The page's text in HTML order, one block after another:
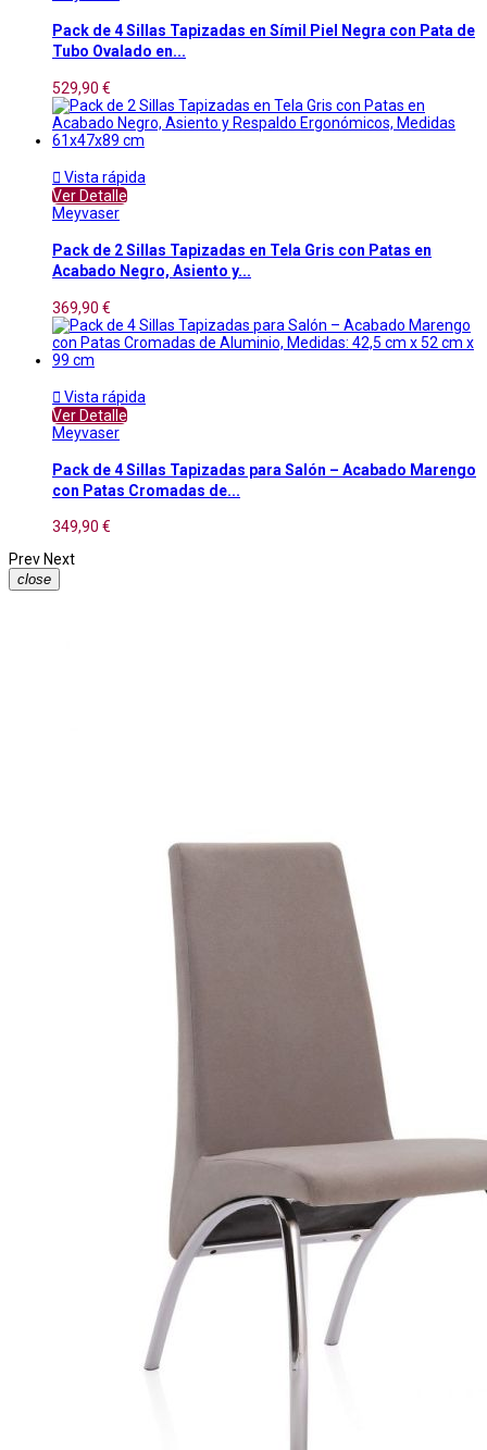
Pack de 4 Sillas Tapizadas en Símil Piel Negra con Pata de
Tubo Ovalado en...
529,90 €
 Vista rápida
Ver Detalle
Meyvaser
Pack de 2 Sillas Tapizadas en Tela Gris con Patas en
Acabado Negro, Asiento y...
369,90 €
 Vista rápida
Ver Detalle
Meyvaser
Pack de 4 Sillas Tapizadas para Salón – Acabado Marengo
con Patas Cromadas de...
349,90 €
Prev Next
close